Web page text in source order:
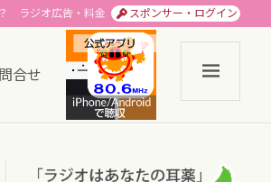
スポンサー・ログイン
ラジオ広告・料金
合せ